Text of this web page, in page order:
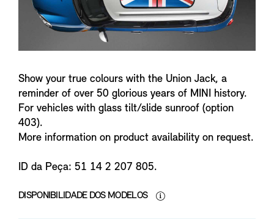
Show your true colours with the Union Jack, a
reminder of over 50 glorious years of MINI history.
For vehicles with glass tilt/slide sunroof (option
403).
More information on product availability on request.
ID da Peça: 51 14 2 207 805.
DISPONIBILIDADE DOS MODELOS